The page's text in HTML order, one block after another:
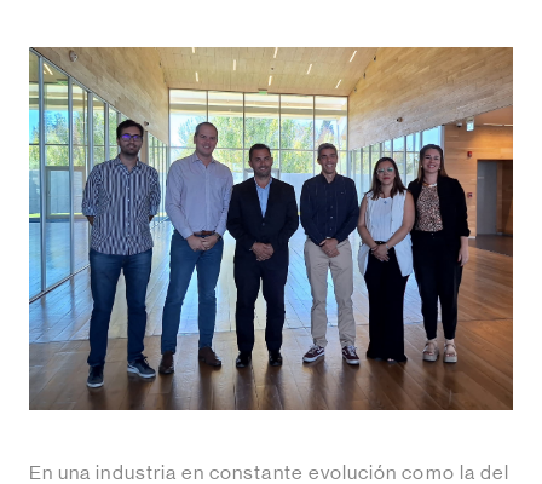
En una industria en constante evolución como la del